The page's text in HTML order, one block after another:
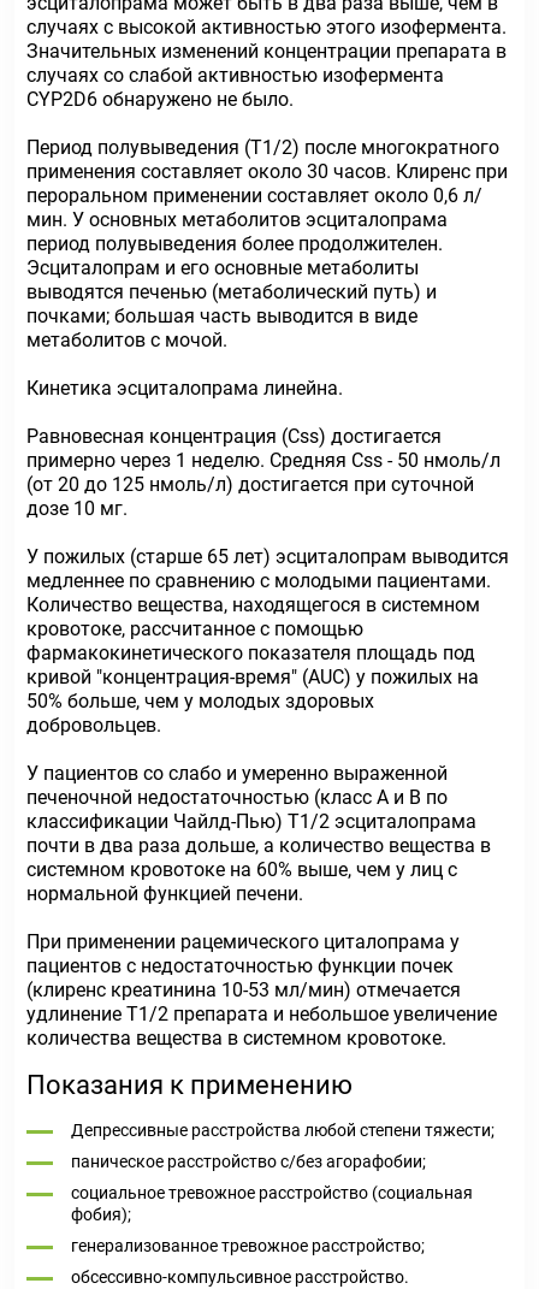
случаях с высокой активностью этого изофермента.
Значительных изменений концентрации препарата в
случаях со слабой активностью изофермента
CYP2D6 обнаружено не было.
Период полувыведения (Т1/2) после многократного
применения составляет около 30 часов. Клиренс при
пероральном применении составляет около 0,6 л/
мин. У основных метаболитов эсциталопрама
период полувыведения более продолжителен.
Эсциталопрам и его основные метаболиты
выводятся печенью (метаболический путь) и
почками; большая часть выводится в виде
метаболитов с мочой.
Кинетика эсциталопрама линейна.
Равновесная концентрация (Css) достигается
примерно через 1 неделю. Средняя Css - 50 нмоль/л
(от 20 до 125 нмоль/л) достигается при суточной
дозе 10 мг.
У пожилых (старше 65 лет) эсциталопрам выводится
медленнее по сравнению с молодыми пациентами.
Количество вещества, находящегося в системном
кровотоке, рассчитанное с помощью
фармакокинетического показателя площадь под
кривой "концентрация-время" (AUC) у пожилых на
50% больше, чем у молодых здоровых
добровольцев.
У пациентов со слабо и умеренно выраженной
печеночной недостаточностью (класс А и В по
классификации Чайлд-Пью) Т1/2 эсциталопрама
почти в два раза дольше, а количество вещества в
системном кровотоке на 60% выше, чем у лиц с
нормальной функцией печени.
При применении рацемического циталопрама у
пациентов с недостаточностью функции почек
(клиренс креатинина 10-53 мл/мин) отмечается
удлинение Т1/2 препарата и небольшое увеличение
количества вещества в системном кровотоке.
Показания к применению
Депрессивные расстройства любой степени тяжести;
паническое расстройство с/без агорафобии;
социальное тревожное расстройство (социальная
фобия);
генерализованное тревожное расстройство;
обсессивно-компульсивное расстройство.